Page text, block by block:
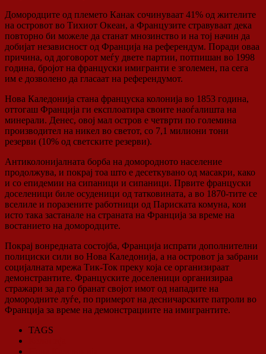
Домородците од племето Канак сочинуваат 41% од жителите
на островот во Тихиот Океан, а Французите стравуваат дека
повторно би можеле да станат мнозинство и на тој начин да
добијат независност од Франција на референдум. Поради оваа
причина, од договорот меѓу двете партии, потпишан во 1998
година, бројот на француски имигранти е зголемен, па сега
им е дозволено да гласаат на референдумот.
Нова Каледонија стана француска колонија во 1853 година,
оттогаш Франција ги експлоатира своите наоѓалишта на
минерали. Денес, овој мал остров е четврти по големина
производител на никел во светот, со 7,1 милиони тони
резерви (10% од светските резерви).
Антиколонијалната борба на домородното население
продолжува, и покрај тоа што е десеткувано од масакри, како
и со епидемии на сипаници и сипаници. Првите француски
доселеници биле осуденици од татковината, а во 1870-тите се
вселиле и поразените работници од Париската комуна, кои
исто така застанале на страната на Франција за време на
востанието на домородците.
Покрај вонредната состојба, Франција испрати дополнителни
полициски сили во Нова Каледонија, а на островот ја забрани
социјалната мрежа Тик-Ток преку која се организираат
демонстрантите. Француските доселеници организираа
стражари за да го бранат својот имот од нападите на
домородните луѓе, по примерот на десничарските патроли во
Франција за време на демонстрациите на имигрантите.
TAGS